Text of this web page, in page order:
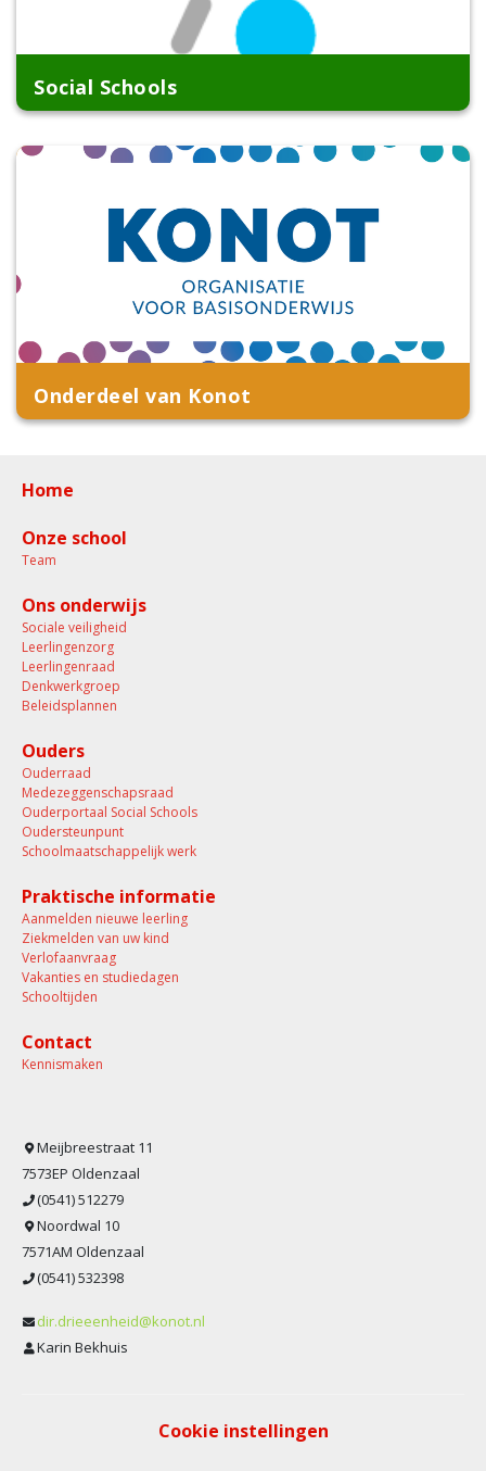
Social Schools
Onderdeel van Konot
Home
Onze school
Team
Ons onderwijs
Sociale veiligheid
Leerlingenzorg
Leerlingenraad
Denkwerkgroep
Beleidsplannen
Ouders
Ouderraad
Medezeggenschapsraad
Ouderportaal Social Schools
Oudersteunpunt
Schoolmaatschappelijk werk
Praktische informatie
Aanmelden nieuwe leerling
Ziekmelden van uw kind
Verlofaanvraag
Vakanties en studiedagen
Schooltijden
Contact
Kennismaken
Meijbreestraat 11
7573EP Oldenzaal
(0541) 512279
Noordwal 10
7571AM Oldenzaal
(0541) 532398
dir.drieeenheid@konot.nl
Karin Bekhuis
Cookie instellingen